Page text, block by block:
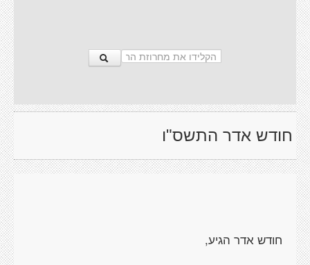
חודש אדר התשס"ו
חודש אדר הגיע,